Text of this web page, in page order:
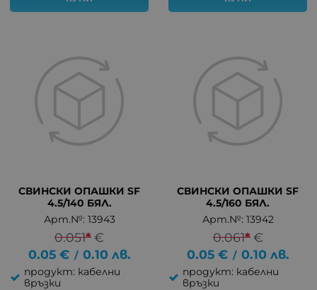
СВИНСКИ ОПАШКИ SF
4.5/140 БЯЛ.
Арт.№: 13943
0.051*€
0.05 € / 0.10 лв.
продукт: кабелни
връзки
СВИНСКИ ОПАШКИ SF
4.5/160 БЯЛ.
Арт.№: 13942
0.061* €
0.05 € / 0.10 лв.
продукт: кабелни
връзки